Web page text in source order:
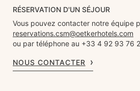
RÉSERVATION D'UN SÉJOUR
Vous pouvez contacter notre équipe
reservations.csm@oetkerhotels.com
ou par téléphone au +33 4 92 93 76
NOUS CONTACTER